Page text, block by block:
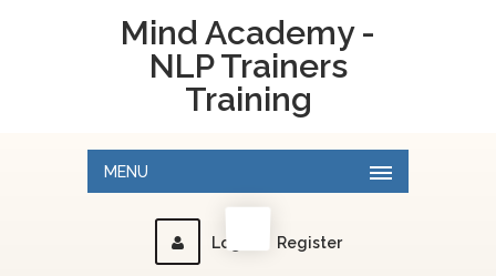
Mind Academy -
NLP Trainers
Training
MENU
Login Register